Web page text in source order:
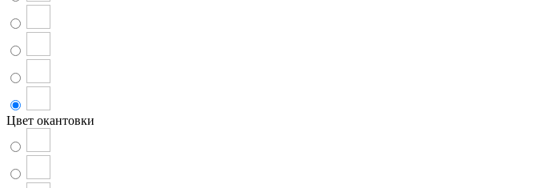
Цвет окантовки